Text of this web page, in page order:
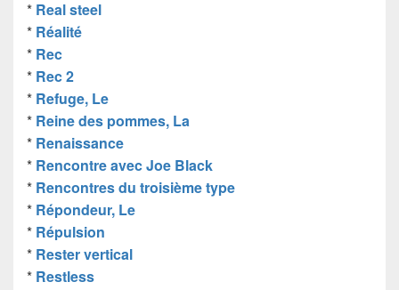
* Real steel
* Réalité
* Rec
* Rec 2
* Refuge, Le
* Reine des pommes, La
* Renaissance
* Rencontre avec Joe Black
* Rencontres du troisième type
* Répondeur, Le
* Répulsion
* Rester vertical
* Restless